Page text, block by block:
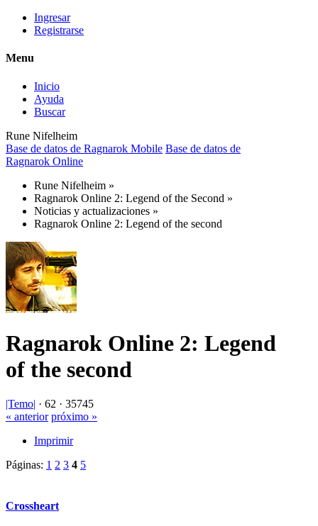
Ingresar
Registrarse
Menu
Inicio
Ayuda
Buscar
Rune Nifelheim
Base de datos de Ragnarok Mobile Base de datos de
Ragnarok Online
Rune Nifelheim »
Ragnarok Online 2: Legend of the Second »
Noticias y actualizaciones »
Ragnarok Online 2: Legend of the second
Ragnarok Online 2: Legend
of the second
|Temo| · 62 · 35745
« anterior próximo »
Imprimir
Páginas: 1 2 3 4 5
Crossheart